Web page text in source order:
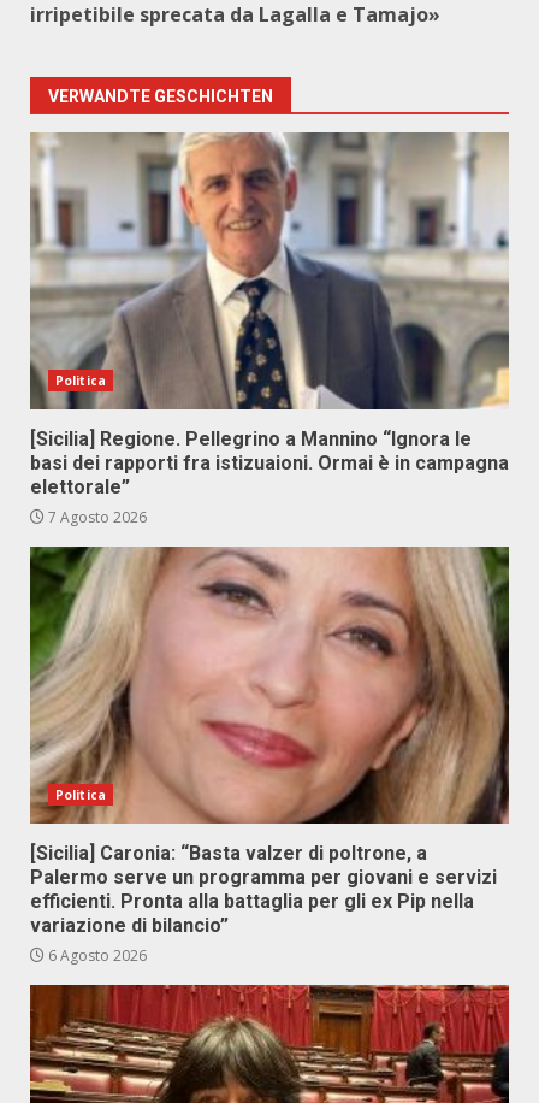
irripetibile sprecata da Lagalla e Tamajo»
VERWANDTE GESCHICHTEN
Politica
[Sicilia] Regione. Pellegrino a Mannino “Ignora le
basi dei rapporti fra istizuaioni. Ormai è in campagna
elettorale”
7 Agosto 2026
Politica
[Sicilia] Caronia: “Basta valzer di poltrone, a
Palermo serve un programma per giovani e servizi
efficienti. Pronta alla battaglia per gli ex Pip nella
variazione di bilancio”
6 Agosto 2026